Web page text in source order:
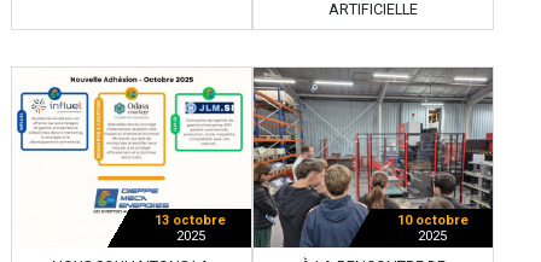
ARTIFICIELLE
13 octobre
2025
10 octobre
2025